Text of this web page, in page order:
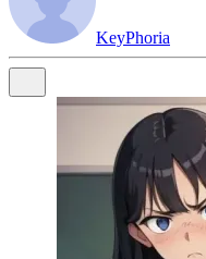
KeyPhoria